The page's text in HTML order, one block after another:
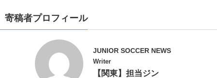
寄稿者プロフィール
JUNIOR SOCCER NEWS
Writer
【関東】担当ジン